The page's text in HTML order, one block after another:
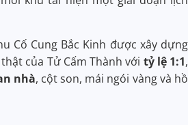
Cố Cung Bắc Kinh được xây dựng
của Tử Cấm Thành với tỷ lệ 1:1,
nhà, cột son, mái ngói vàng và hồ